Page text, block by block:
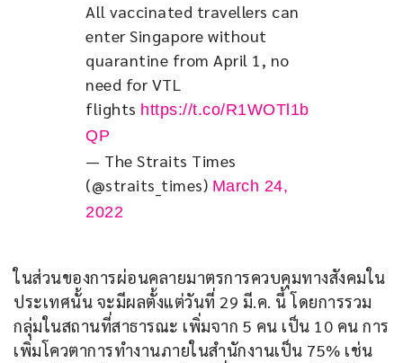
All vaccinated travellers can
enter Singapore without
quarantine from April 1, no
need for VTL
flights https://t.co/R1WOTl1b
QP
— The Straits Times
(@straits_times) March 24,
2022
ในส่วนของการผ่อนคลายมาตรการควบคุมทางสังคมใน
ประเทศนั้น จะมีผลตั้งแต่วันที่ 29 มี.ค. นี้ โดยการรวม
กลุ่มในสถานที่สาธารณะ เพิ่มจาก 5 คน เป็น 10 คน การ
เพิ่มโควตาการทำงานภายในสำนักงานเป็น 75% เช่น